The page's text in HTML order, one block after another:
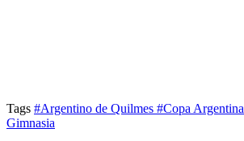
Tags #Argentino de Quilmes #Copa Argentina
Gimnasia